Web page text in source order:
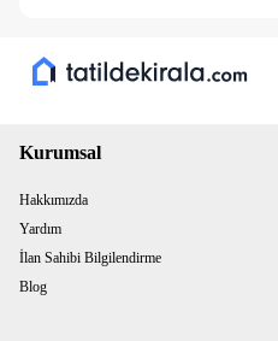
Kurumsal
Hakkımızda
Yardım
İlan Sahibi Bilgilendirme
Blog